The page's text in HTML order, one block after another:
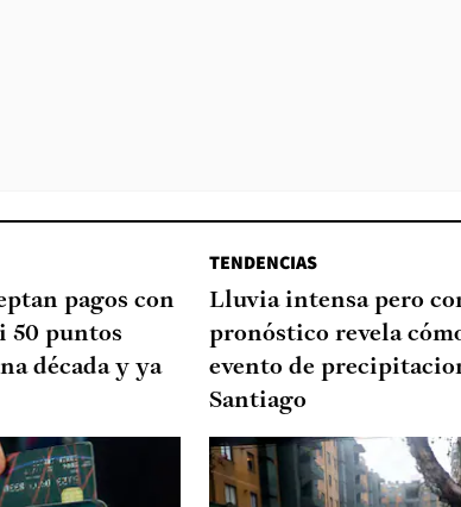
pagos con
50 puntos
década y ya
TENDENCIAS
Lluvia intensa pero
pronóstico revela
evento de
Santiago